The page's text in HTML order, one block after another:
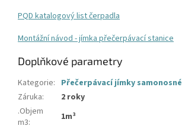
PQD katalogový list čerpadla
Montážní návod - jímka přečerpávací stanice
Doplňkové parametry
Kategorie: Přečerpávací jímky samonosné
Záruka:
2 roky
.Objem
m3:
1m³